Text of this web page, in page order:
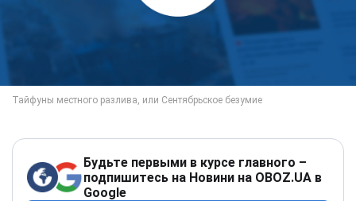
Будьте первыми в курсе главного –
подпишитесь на Новини на OBOZ.UA в
Google